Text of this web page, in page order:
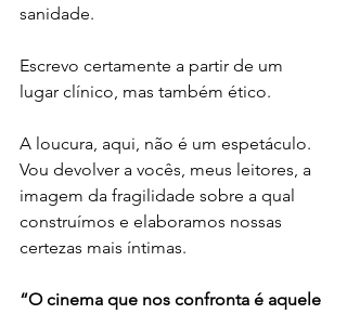
sanidade.
Escrevo certamente a partir de um
lugar clínico, mas também ético.
A loucura, aqui, não é um espetáculo.
Vou devolver a vocês, meus leitores, a
imagem da fragilidade sobre a qual
construímos e elaboramos nossas
certezas mais íntimas.
“O cinema que nos confronta é aquele